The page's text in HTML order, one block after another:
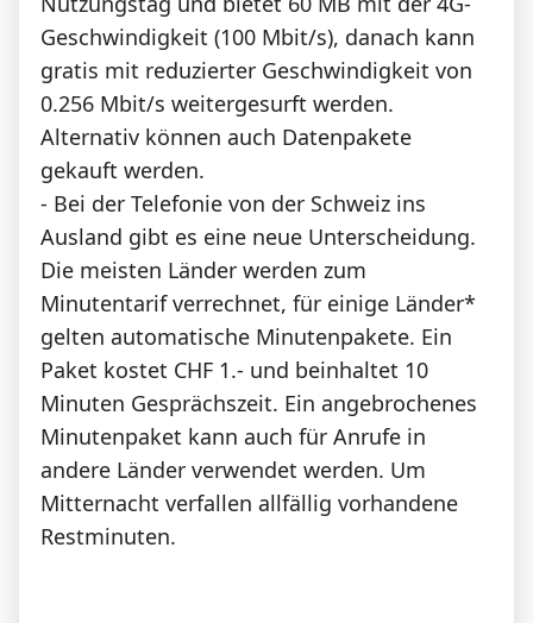
Geschwindigkeit (100 Mbit/s), danach kann
gratis mit reduzierter Geschwindigkeit von
0.256 Mbit/s weitergesurft werden.
Alternativ können auch Datenpakete
gekauft werden.
- Bei der Telefonie von der Schweiz ins
Ausland gibt es eine neue Unterscheidung.
Die meisten Länder werden zum
Minutentarif verrechnet, für einige Länder*
gelten automatische Minutenpakete. Ein
Paket kostet CHF 1.- und beinhaltet 10
Minuten Gesprächszeit. Ein angebrochenes
Minutenpaket kann auch für Anrufe in
andere Länder verwendet werden. Um
Mitternacht verfallen allfällig vorhandene
Restminuten.